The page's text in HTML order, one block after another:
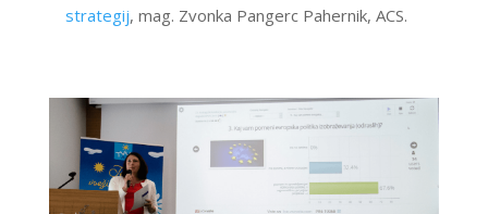
strategij, mag. Zvonka Pangerc Pahernik, ACS.